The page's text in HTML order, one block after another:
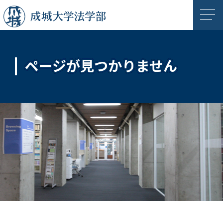
成城大学 成城大学法
ページが見つかりません